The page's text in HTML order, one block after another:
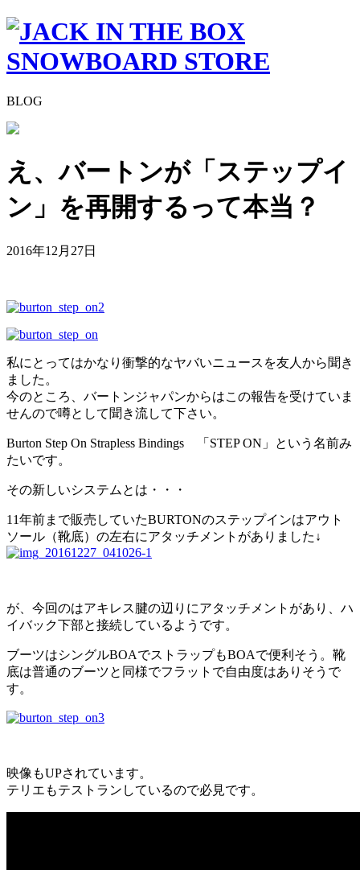
BLOG
え、バートンが「ステップイ
ン」を再開するって本当？
2016年12月27日
私にとってはかなり衝撃的なヤバいニュースを友人から聞き
ました。
今のところ、バートンジャパンからはこの報告を受けていま
せんので噂として聞き流して下さい。
Burton Step On Strapless Bindings 「STEP ON」という名前み
たいです。
その新しいシステムとは・・・
11年前まで販売していたBURTONのステップインはアウト
ソール（靴底）の左右にアタッチメントがありました↓
が、今回のはアキレス腱の辺りにアタッチメントがあり、ハ
イバック下部と接続しているようです。
ブーツはシングルBOAでストラップもBOAで便利そう。靴
底は普通のブーツと同様でフラットで自由度はありそうで
す。
映像もUPされています。
テリエもテストランしているので必見です。